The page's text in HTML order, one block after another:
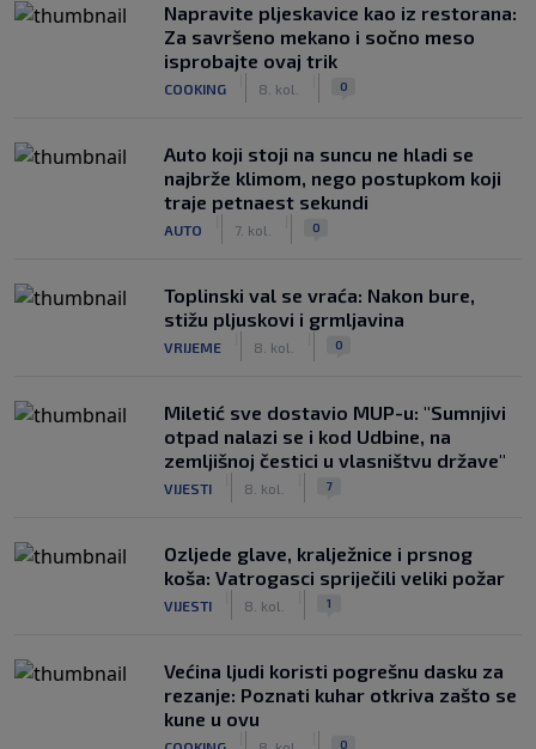
Napravite pljeskavice kao iz restorana:
Za savršeno mekano i sočno meso
isprobajte ovaj trik
COOKING 8. kol. 0
Auto koji stoji na suncu ne hladi se
najbrže klimom, nego postupkom koji
traje petnaest sekundi
AUTO 7. kol. 0
Toplinski val se vraća: Nakon bure,
stižu pljuskovi i grmljavina
VRIJEME 8. kol. 0
Miletić sve dostavio MUP-u: "Sumnjivi
otpad nalazi se i kod Udbine, na
zemljišnoj čestici u vlasništvu države"
VIJESTI 8. kol. 7
Ozljede glave, kralježnice i prsnog
koša: Vatrogasci spriječili veliki požar
VIJESTI 8. kol. 1
Većina ljudi koristi pogrešnu dasku za
rezanje: Poznati kuhar otkriva zašto se
kune u ovu
0